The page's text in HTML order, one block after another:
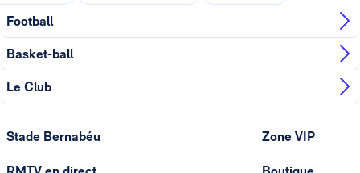
Football
Basket-ball
Le Club
Stade Bernabéu Zone VIP